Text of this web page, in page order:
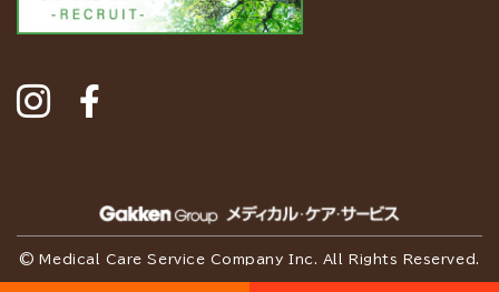
©Medical Care Service Company Inc. All Rights Reserved.